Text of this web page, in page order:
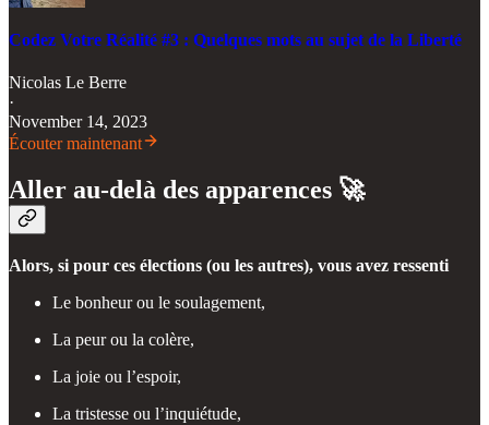
Codez Votre Réalité #3 : Quelques mots au sujet de la Liberté
Nicolas Le Berre
·
November 14, 2023
Écouter maintenant
Aller au-delà des apparences 🚀
Alors, si pour ces élections (ou les autres), vous avez ressenti
Le bonheur ou le soulagement,
La peur ou la colère,
La joie ou l’espoir,
La tristesse ou l’inquiétude,